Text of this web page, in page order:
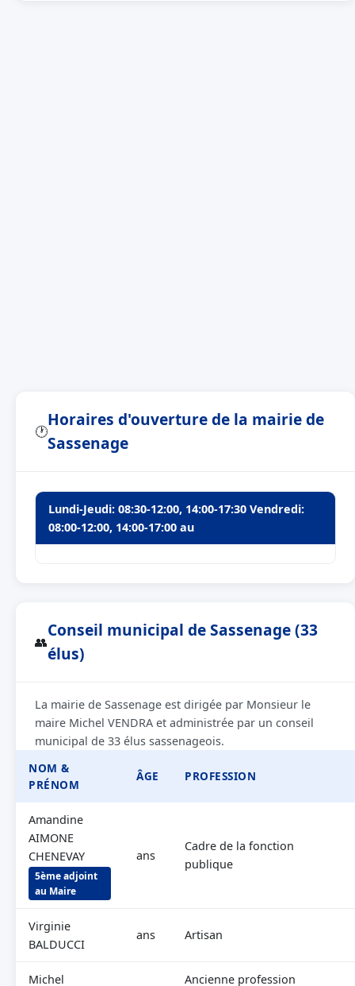
🕐
Horaires d'ouverture de la mairie de
Sassenage
Lundi-Jeudi: 08:30-12:00, 14:00-17:30 Vendredi:
08:00-12:00, 14:00-17:00 au
👥
Conseil municipal de Sassenage (33
élus)
La mairie de Sassenage est dirigée par Monsieur le
maire Michel VENDRA et administrée par un conseil
municipal de 33 élus sassenageois.
NOM &
PRÉNOM
ÂGE PROFESSION
Amandine
AIMONE
CHENEVAY
5ème adjoint
au Maire
ans
Cadre de la fonction
publique
Virginie
BALDUCCI
ans Artisan
Michel Ancienne profession